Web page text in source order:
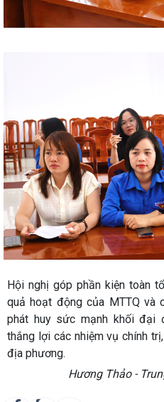
Hội nghị góp phần kiện toàn
quả hoạt động của MTTQ và
phát huy sức mạnh khối đại
thắng lợi các nhiệm vụ chính
địa phương.
Hương Thảo -